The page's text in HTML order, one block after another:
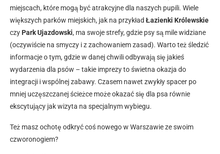
miejscach, które mogą być atrakcyjne dla naszych pupili. Wiele
większych parków miejskich, jak na przykład Łazienki Królewskie
czy Park Ujazdowski, ma swoje strefy, gdzie psy są mile widziane
(oczywiście na smyczy i z zachowaniem zasad). Warto też śledzić
informacje o tym, gdzie w danej chwili odbywają się jakieś
wydarzenia dla psów – takie imprezy to świetna okazja do
integracji i wspólnej zabawy. Czasem nawet zwykły spacer po
mniej uczęszczanej ścieżce może okazać się dla psa równie
ekscytujący jak wizyta na specjalnym wybiegu.
Też masz ochotę odkryć coś nowego w Warszawie ze swoim
czworonogiem?